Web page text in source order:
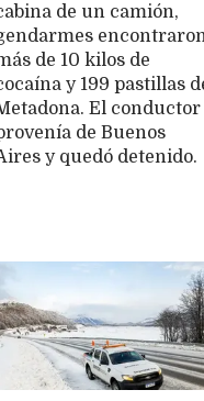
de un camión,
de 10 kilos de
y 199 pastillas
El conductor
de Buenos
y quedó detenido.